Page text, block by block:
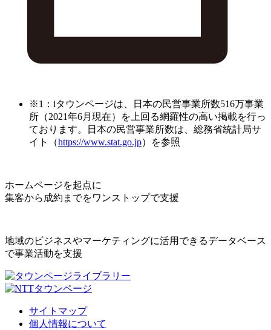
※1：iタウンページは、日本の民営事業所数516万事業
所（2021年6月現在）を上回る網羅性の高い掲載を行っ
ております。日本の民営事業所数は、総務省統計局サ
イト（https://www.stat.go.jp）を参照
ホームページを起点に
集客から成約までをワンストップで支援
地域のビジネスやマーケティングに活用できるデータベース
で事業活動を支援
サイトマップ
個人情報について